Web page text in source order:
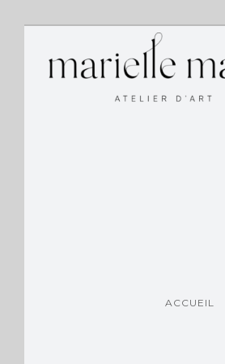
ACCUEIL